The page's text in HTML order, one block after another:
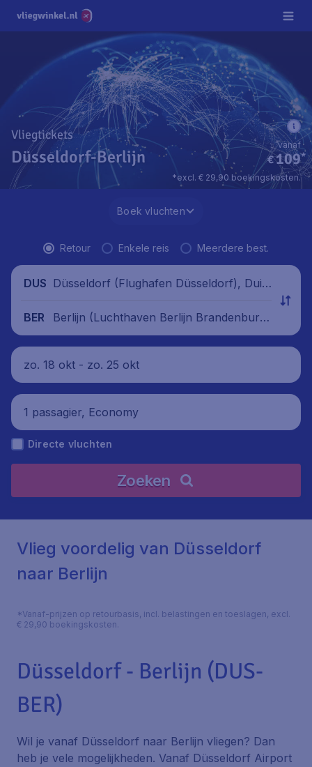
Vliegtickets
Düsseldorf-Berlijn €109*
vanaf
*excl. € 29,90 boekingskosten.
Boek vluchten
Retour Enkele reis Meerdere best.
DUS Düsseldorf (Flughafen Düsseldorf), Duits
BER
Berlijn (Luchthaven Berlijn Brandenbur
g), Duitsland
zo. 18 okt - zo. 25 okt
1 passagier, Economy
Directe vluchten
Zoeken
Vlieg voordelig van Düsseldorf
naar Berlijn
*Vanaf-prijzen op retourbasis, incl. belastingen en toeslagen, excl.
€ 29,90 boekingskosten.
Düsseldorf - Berlijn (DUS-
BER)
Wil je vanaf Düsseldorf naar Berlijn vliegen? Dan
heb je vele mogelijkheden. Vanaf Düsseldorf Airport